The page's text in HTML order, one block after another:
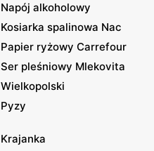
Napój alkoholowy
Kosiarka spalinowa Nac
Papier ryżowy Carrefour
Ser pleśniowy Mlekovita
Wielkopolski
Pyzy
Krajanka